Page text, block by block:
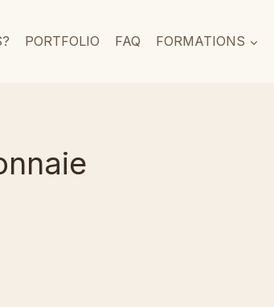
PORTFOLIO FAQ FORMATIONS